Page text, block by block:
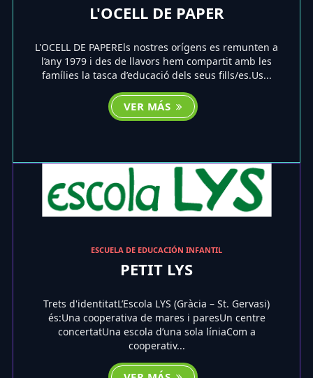
L'OCELL DE PAPER
L'OCELL DE PAPEREls nostres orígens es remunten a
l’any 1979 i des de llavors hem compartit amb les
famílies la tasca d’educació dels seus fills/es.Us...
VER MÁS
ESCUELA DE EDUCACIÓN INFANTIL
PETIT LYS
Trets d'identitatL’Escola LYS (Gràcia – St. Gervasi)
és:Una cooperativa de mares i paresUn centre
concertatUna escola d’una sola líniaCom a
cooperativ...